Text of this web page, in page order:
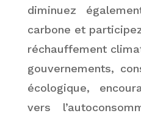
diminuez
carbone et
réchauffement
gouvernements,
écologique,
vers